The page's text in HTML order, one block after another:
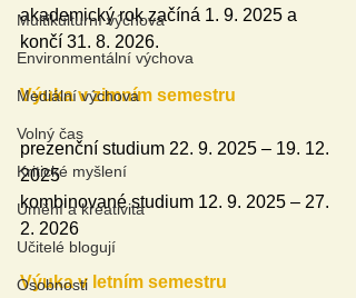
Multikulturní výchova
Environmentální výchova
Mediální výchova
Volný čas
Kritické myšlení
Umění a kreativita
Učitelé blogují
Osobnosti
akademický rok začíná 1. 9. 2025 a
končí 31. 8. 2026.
Výuka v zimním semestru
prezenční studium 22. 9. 2025 – 19. 12.
2025
kombinované studium 12. 9. 2025 – 27.
2. 2026
Výuka v letním semestru